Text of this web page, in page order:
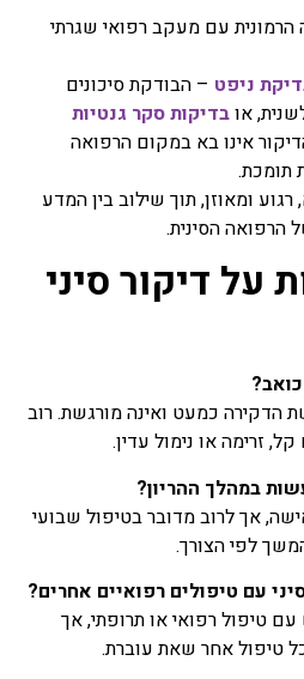
הרמונית עם מעקב רפואי שגרתי
ניפט – הבודקת סיכונים
אובדיקות סקר גנטיות
אינו בא במקום הרפואה
תומכת.
רגוע ומאוזן, תוך שילוב בין המדע
הרפואה הסינית.
על דיקור סיני
הדקירה כמעט ואינה מורגשת. רוב
זרימה או נימול עדין.
אך לרוב מדובר בטיפול שבועי
לפי הצורך.
טיפול רפואי או תרופתי, אך
טיפול אחר שאת עוברת.